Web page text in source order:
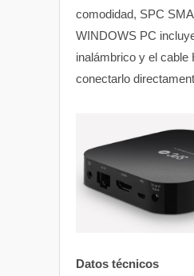
comodidad, SPC
WINDOWS PC
inalámbrico y el cable
conectarlo
Datos técnicos